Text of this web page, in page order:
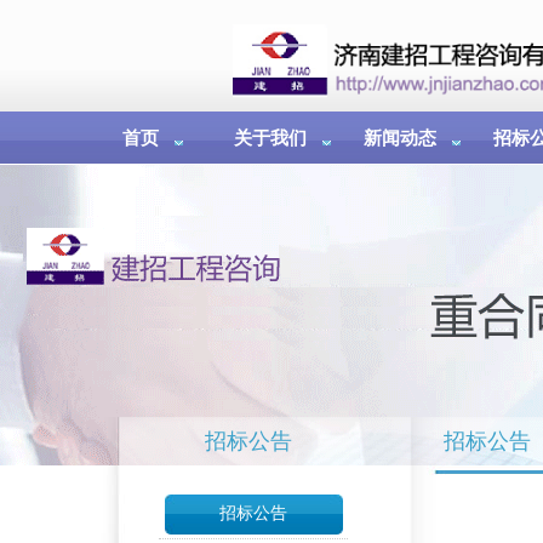
首页 关于我们 新闻动态 招标
招标公告
招标公告
招标公告